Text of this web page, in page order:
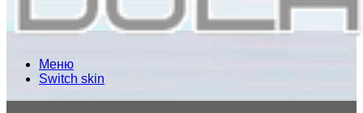
Меню
Switch skin